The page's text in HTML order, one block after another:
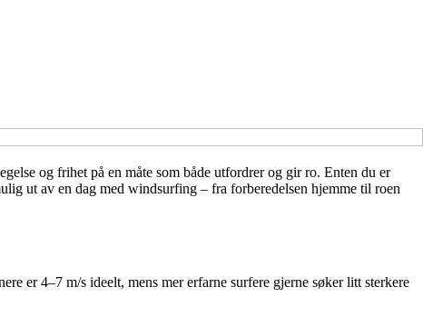
og frihet på en måte som både utfordrer og gir ro. Enten du er
ut av en dag med windsurfing – fra forberedelsen hjemme til roen
er 4–7 m/s ideelt, mens mer erfarne surfere gjerne søker litt sterkere